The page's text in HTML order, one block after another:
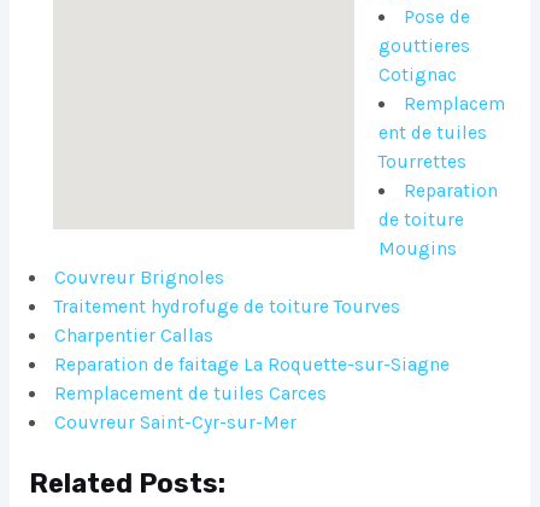
Pose de
gouttieres
Cotignac
Remplacem
ent de tuiles
Tourrettes
Reparation
de toiture
Mougins
Couvreur Brignoles
Traitement hydrofuge de toiture Tourves
Charpentier Callas
Reparation de faitage La Roquette-sur-Siagne
Remplacement de tuiles Carces
Couvreur Saint-Cyr-sur-Mer
Related Posts: